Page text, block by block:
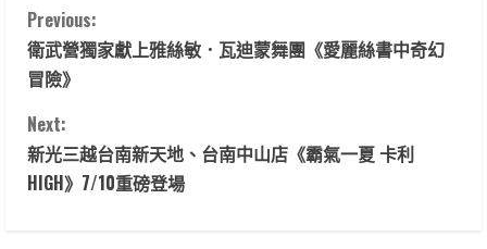
C
o
n
t
Previous:
衛武營獨家獻上雅絲敏．瓦迪蒙舞團《愛麗絲書中奇幻
冒險》
Next:
新光三越台南新天地、台南中山店《霸氣一夏 卡利
HIGH》7/10重磅登場